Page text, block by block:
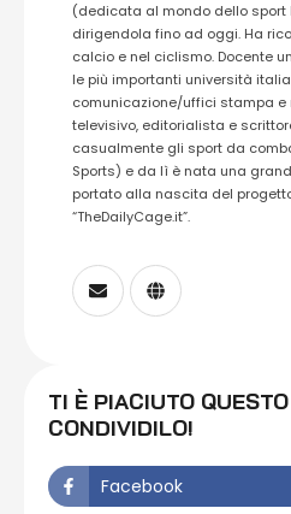
(dedicata al mondo dello
dirigendola fino ad oggi. Ha
calcio e nel ciclismo. Docente
le più importanti università
comunicazione/uffici stampa e
televisivo, editorialista e
casualmente gli sport da
Sports) e da lì è nata una
portato alla nascita del
“TheDailyCage.it”.
TI È PIACIUTO
CONDIVIDILO!
Facebook